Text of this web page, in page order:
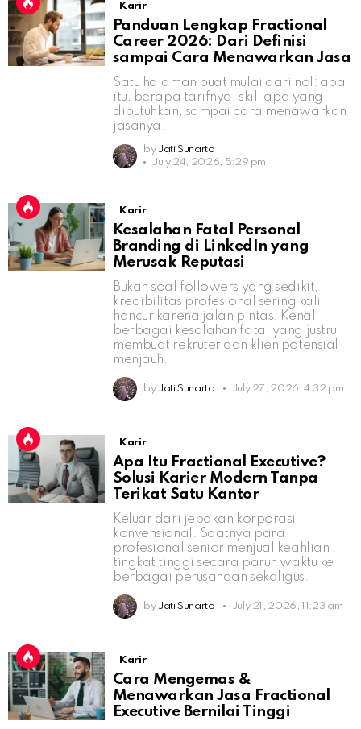
Karir
Panduan Lengkap Fractional
Career 2026: Dari Definisi
sampai Cara Menawarkan Jasa
Satu halaman buat mulai dari nol: apa
itu, berapa tarifnya, skill apa yang
dibutuhkan, sampai cara menawarkan
jasanya.
by Jati Sunarto
July 24, 2026, 5:29 pm
Karir
Kesalahan Fatal Personal
Branding di LinkedIn yang
Merusak Reputasi
Bukan soal followers yang sedikit,
kredibilitas profesional sering kali
hancur karena jalan pintas. Kenali
berbagai kesalahan fatal yang justru
membuat rekruter dan klien potensial
menjauh.
by Jati Sunarto July 27, 2026, 4:32 pm
Karir
Apa Itu Fractional Executive?
Solusi Karier Modern Tanpa
Terikat Satu Kantor
Keluar dari jebakan korporasi
konvensional. Saatnya para
profesional senior menjual keahlian
tingkat tinggi secara paruh waktu ke
berbagai perusahaan sekaligus.
by Jati Sunarto July 21, 2026, 11:23 am
Karir
Cara Mengemas &
Menawarkan Jasa Fractional
Executive Bernilai Tinggi